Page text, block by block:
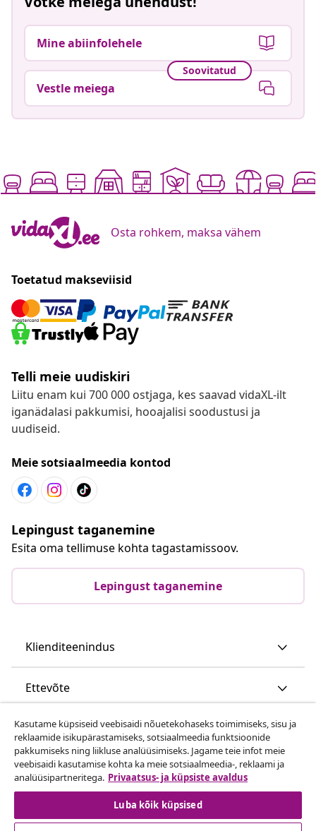
Mine abiinfolehele
Soovitatud
Vestle meiega
Osta rohkem, maksa vähem
Toetatud makseviisid
Telli meie uudiskiri
Liitu enam kui 700 000 ostjaga, kes saavad vidaXL-ilt
iganädalasi pakkumisi, hooajalisi soodustusi ja
uudiseid.
Meie sotsiaalmeedia kontod
Lepingust taganemine
Esita oma tellimuse kohta tagastamissoov.
Lepingust taganemine
Klienditeenindus
Ettevõte
vidaXL
Vaata rohkem
Kasutame küpsiseid veebisaidi nõuetekohaseks toimimiseks, sisu ja
reklaamide isikupärastamiseks, sotsiaalmeedia funktsioonide
pakkumiseks ning liikluse analüüsimiseks. Jagame teie infot meie
veebisaidi kasutamise kohta ka meie sotsiaalmeedia-, reklaami ja
analüüsipartneritega. Privaatsus- ja küpsiste avaldus
Luba kõik küpsised